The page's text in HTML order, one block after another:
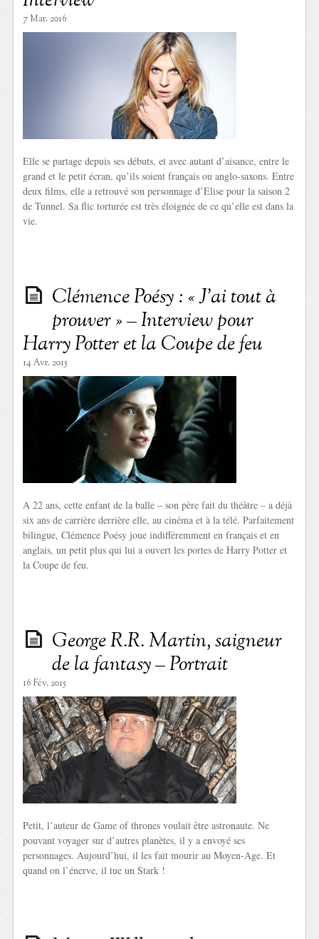
7 Mar. 2016
Elle se partage depuis ses débuts, et avec autant d’aisance, entre le
grand et le petit écran, qu’ils soient français ou anglo-saxons. Entre
deux films, elle a retrouvé son personnage d’Elise pour la saison 2
de Tunnel. Sa flic torturée est très éloignée de ce qu’elle est dans la
vie.
Clémence Poésy : « J’ai tout à
prouver » – Interview pour
Harry Potter et la Coupe de feu
14 Avr. 2015
A 22 ans, cette enfant de la balle – son père fait du théâtre – a déjà
six ans de carrière derrière elle, au cinéma et à la télé. Parfaitement
bilingue, Clémence Poésy joue indifféremment en français et en
anglais, un petit plus qui lui a ouvert les portes de Harry Potter et
la Coupe de feu.
George R.R. Martin, saigneur
de la fantasy – Portrait
16 Fév. 2015
Petit, l’auteur de Game of thrones voulait être astronaute. Ne
pouvant voyager sur d’autres planètes, il y a envoyé ses
personnages. Aujourd’hui, il les fait mourir au Moyen-Age. Et
quand on l’énerve, il tue un Stark !